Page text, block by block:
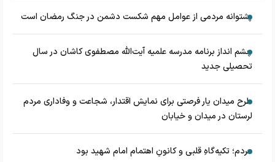
پشتوانه مردمی از عوامل مهم شکست دشمن در جنگ رمضان است
چشم‌ انداز برنامه مدرسه علمیه آیت‌الله مصطفوی کاشان در سال
تحصیلی جدید
طرح میدان یار فرصتی برای نمایش اقتدار، شجاعت و وفاداری مردم
لرستان در میدان و خیابان
مردم؛ تکیه‌گاهِ قلبی و کانونِ اهتمام امام شهید بود